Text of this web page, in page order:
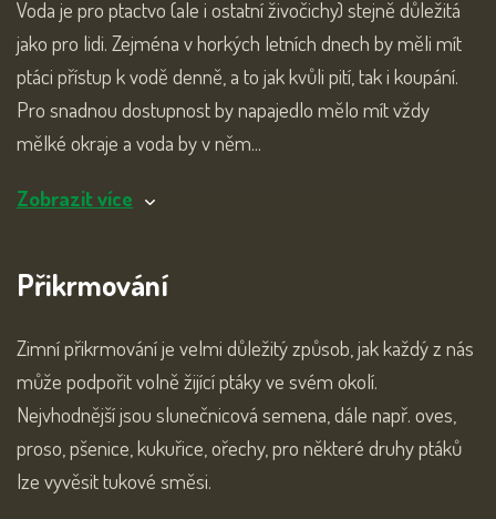
Voda je pro ptactvo (ale i ostatní živočichy) stejně důležitá
jako pro lidi. Zejména v horkých letních dnech by měli mít
ptáci přístup k vodě denně, a to jak kvůli pití, tak i koupání.
Pro snadnou dostupnost by napajedlo mělo mít vždy
mělké okraje a voda by v něm...
Zobrazit více
Přikrmování
Zimní přikrmování je velmi důležitý způsob, jak každý z nás
může podpořit volně žijící ptáky ve svém okolí.
Nejvhodnější jsou slunečnicová semena, dále např. oves,
proso, pšenice, kukuřice, ořechy, pro některé druhy ptáků
lze vyvěsit tukové směsi.